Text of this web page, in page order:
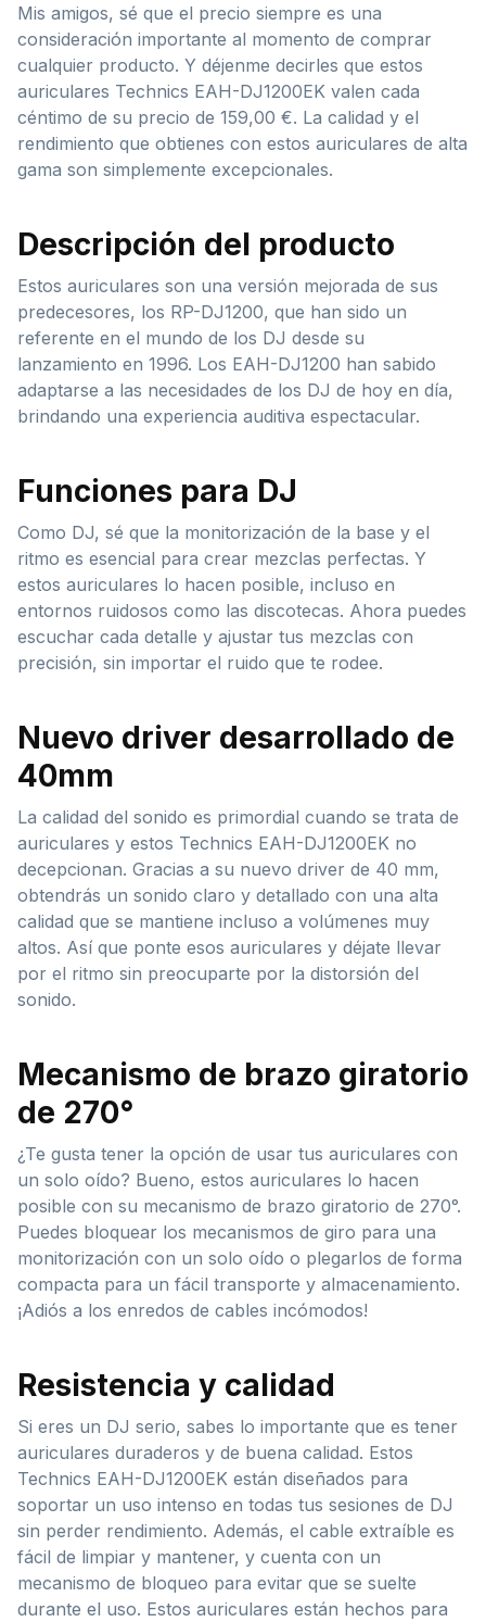
Mis amigos, sé que el precio siempre es una
consideración importante al momento de comprar
cualquier producto. Y déjenme decirles que estos
auriculares Technics EAH-DJ1200EK valen cada
céntimo de su precio de 159,00 €. La calidad y el
rendimiento que obtienes con estos auriculares de alta
gama son simplemente excepcionales.
Descripción del producto
Estos auriculares son una versión mejorada de sus
predecesores, los RP-DJ1200, que han sido un
referente en el mundo de los DJ desde su
lanzamiento en 1996. Los EAH-DJ1200 han sabido
adaptarse a las necesidades de los DJ de hoy en día,
brindando una experiencia auditiva espectacular.
Funciones para DJ
Como DJ, sé que la monitorización de la base y el
ritmo es esencial para crear mezclas perfectas. Y
estos auriculares lo hacen posible, incluso en
entornos ruidosos como las discotecas. Ahora puedes
escuchar cada detalle y ajustar tus mezclas con
precisión, sin importar el ruido que te rodee.
Nuevo driver desarrollado de
40mm
La calidad del sonido es primordial cuando se trata de
auriculares y estos Technics EAH-DJ1200EK no
decepcionan. Gracias a su nuevo driver de 40 mm,
obtendrás un sonido claro y detallado con una alta
calidad que se mantiene incluso a volúmenes muy
altos. Así que ponte esos auriculares y déjate llevar
por el ritmo sin preocuparte por la distorsión del
sonido.
Mecanismo de brazo giratorio
de 270°
¿Te gusta tener la opción de usar tus auriculares con
un solo oído? Bueno, estos auriculares lo hacen
posible con su mecanismo de brazo giratorio de 270°.
Puedes bloquear los mecanismos de giro para una
monitorización con un solo oído o plegarlos de forma
compacta para un fácil transporte y almacenamiento.
¡Adiós a los enredos de cables incómodos!
Resistencia y calidad
Si eres un DJ serio, sabes lo importante que es tener
auriculares duraderos y de buena calidad. Estos
Technics EAH-DJ1200EK están diseñados para
soportar un uso intenso en todas tus sesiones de DJ
sin perder rendimiento. Además, el cable extraíble es
fácil de limpiar y mantener, y cuenta con un
mecanismo de bloqueo para evitar que se suelte
durante el uso. Estos auriculares están hechos para